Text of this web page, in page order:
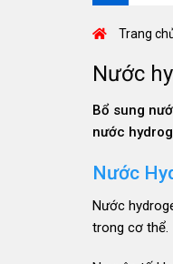
Trang
Nước
Bổ sung
nước
Nước
Nước
trong cơ thể.